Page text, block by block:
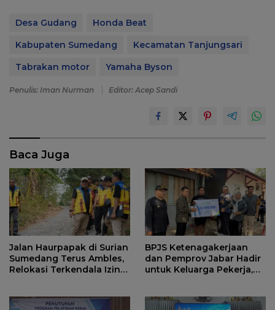
Desa Gudang
Honda Beat
Kabupaten Sumedang
Kecamatan Tanjungsari
Tabrakan motor
Yamaha Byson
Penulis: Iman Nurman Editor: Acep Sandi
Baca Juga
Jalan Haurpapak di Surian
Sumedang Terus Ambles,
Relokasi Terkendala Izin
BPJS Ketenagakerjaan
dan Pemprov Jabar Hadir
untuk Keluarga Pekerja,